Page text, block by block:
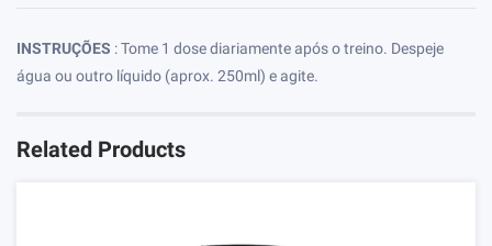
INSTRUÇÕES : Tome 1 dose diariamente após o treino. Despeje
água ou outro líquido (aprox. 250ml) e agite.
Related Products